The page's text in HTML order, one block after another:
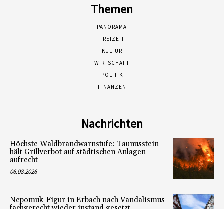
Themen
PANORAMA
FREIZEIT
KULTUR
WIRTSCHAFT
POLITIK
FINANZEN
Nachrichten
Höchste Waldbrandwarnstufe: Taunusstein
hält Grillverbot auf städtischen Anlagen
aufrecht
06.08.2026
Nepomuk-Figur in Erbach nach Vandalismus